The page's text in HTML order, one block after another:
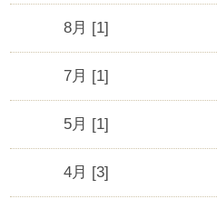
8月 [1]
7月 [1]
5月 [1]
4月 [3]